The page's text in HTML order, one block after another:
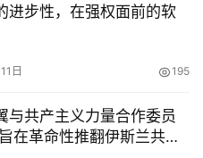
进步性，在强权面前的软
日 195
与共产主义力量合作委员
在革命性推翻伊斯兰共和